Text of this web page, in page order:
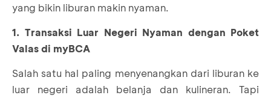
yang bikin liburan makin nyaman.
1. Transaksi Luar Negeri Nyaman dengan Poket
Valas di myBCA
Salah satu hal paling menyenangkan dari liburan ke
luar negeri adalah belanja dan kulineran. Tapi